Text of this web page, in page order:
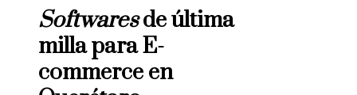
Softwaresde última
milla para E-
commerce en